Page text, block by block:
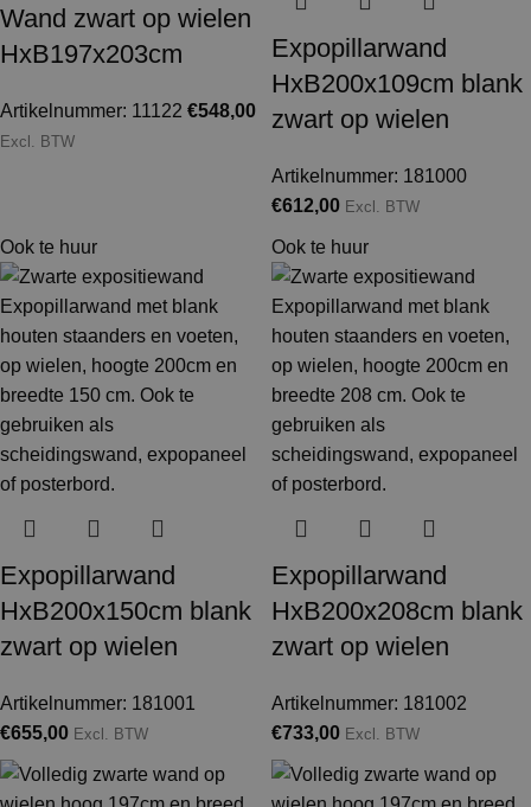
Wand zwart op wielen
HxB197x203cm
Artikelnummer: 11122 €548,00
Excl. BTW
Expopillarwand
HxB200x109cm blank
zwart op wielen
Artikelnummer: 181000
€612,00 Excl. BTW
Ook te huur
Expopillarwand
HxB200x150cm blank
zwart op wielen
Artikelnummer: 181001
€655,00 Excl. BTW
Ook te huur
Expopillarwand
HxB200x208cm blank
zwart op wielen
Artikelnummer: 181002
€733,00 Excl. BTW